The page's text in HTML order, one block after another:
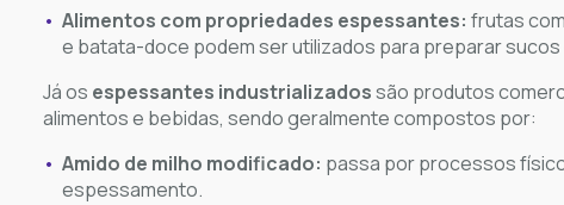
Alimentos com propriedades espessantes: frutas
e batata-doce podem ser utilizados para preparar sucos
Já os espessantes industrializadossão produtos
alimentos e bebidas, sendo geralmente compostos por:
Amido de milho modificado: passa por processos
espessamento.